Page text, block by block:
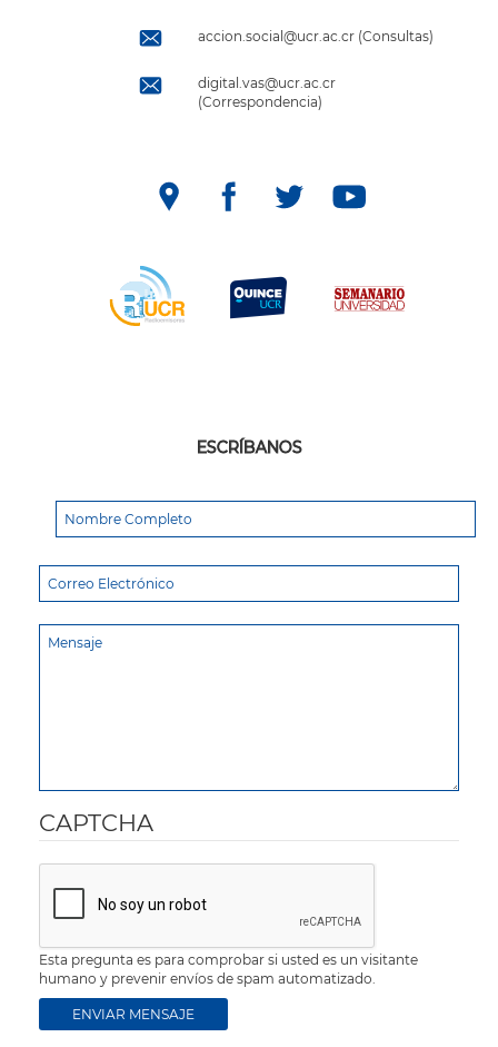
accion.social@ucr.ac.cr (Consultas)
digital.vas@ucr.ac.cr
(Correspondencia)
ESCRÍBANOS
CAPTCHA
Esta pregunta es para comprobar si usted es un visitante
humano y prevenir envíos de spam automatizado.